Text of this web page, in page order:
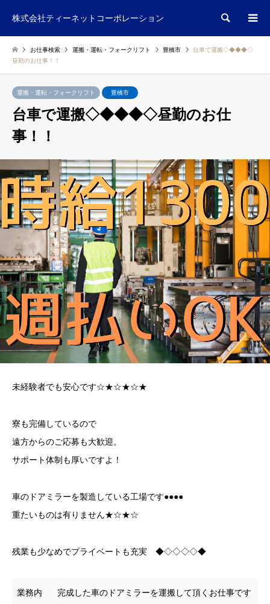
株式会社ティーネットコーポレーション 検索
お仕事検索 運搬・運転・フォークリフト 豊橋市
台車で運搬◇◆◆◆◇
昼勤のお仕事！！
運搬・運転・フォークリフト 豊橋市
台車で運搬◇◆◆◆◇昼勤のお仕
事！！
未経験者でも安心です☆★☆★☆★
寮も完備しているので
遠方からのご応募も大歓迎。
サポート体制も厚いですよ！
車のドアミラーを製造している工場です●●●●
重たいものは有りません★☆★☆
残業も少なめでプライベートも充実 ◆◇◇◇◇◆
業務内
完成した車のドアミラーを運搬して頂くお仕事です